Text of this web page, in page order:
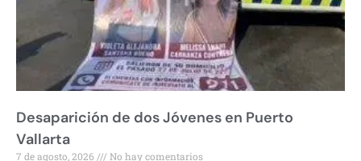
Desaparición de dos Jóvenes en Puerto
Vallarta
7 de agosto, 2026 No hay comentarios